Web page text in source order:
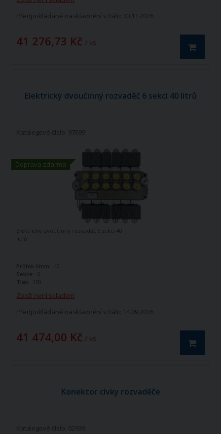
Předpokládané naskladnění v Itálii: 30.11.2026
41 276,73 Kč / ks
Elektrický dvoučinný rozvaděč 6 sekcí 40 litrů
Doprava zdarma
Katalogové číslo: 97699
Zboží není skladem
Předpokládané naskladnění v Itálii: 14.09.2026
41 474,00 Kč / ks
Elektrický dvoučinný rozvaděč 6 sekcí 40
litrů
Průtok l/min:
40
Sekce: 6
Tlak:
150
Konektor cívky rozvaděče
Katalogové číslo: 02939